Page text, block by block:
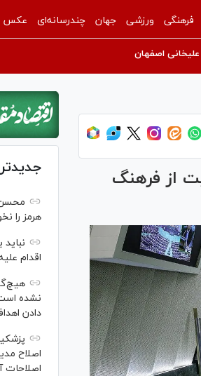
فرهنگی ورزشی جهان چندرسانه‌ای عکس
اصفهان
از فرهنگ
محسن
هرمز را
اقدام
نشده
دادن
اصلاح
اصلاحات